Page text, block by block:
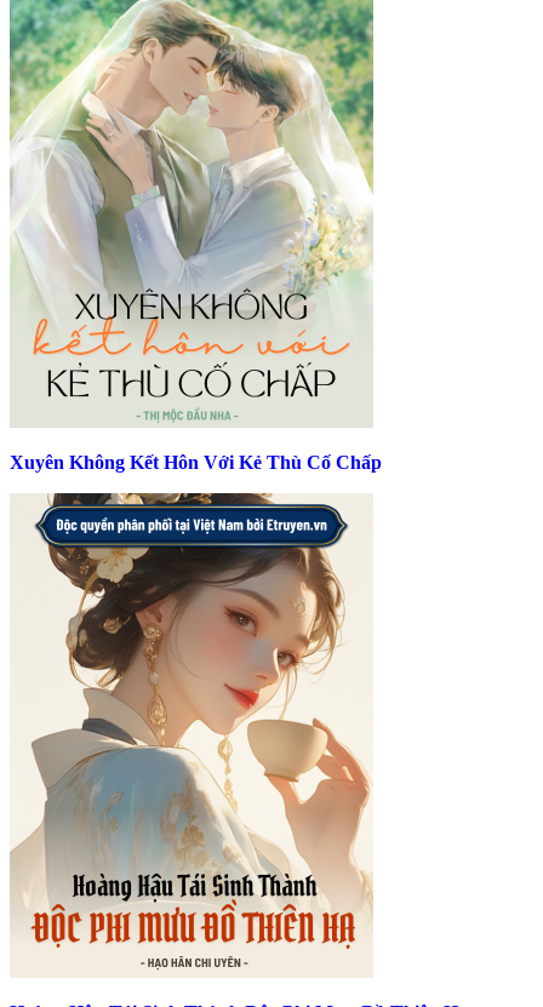
Xuyên Không Kết Hôn Với Kẻ Thù Cố Chấp